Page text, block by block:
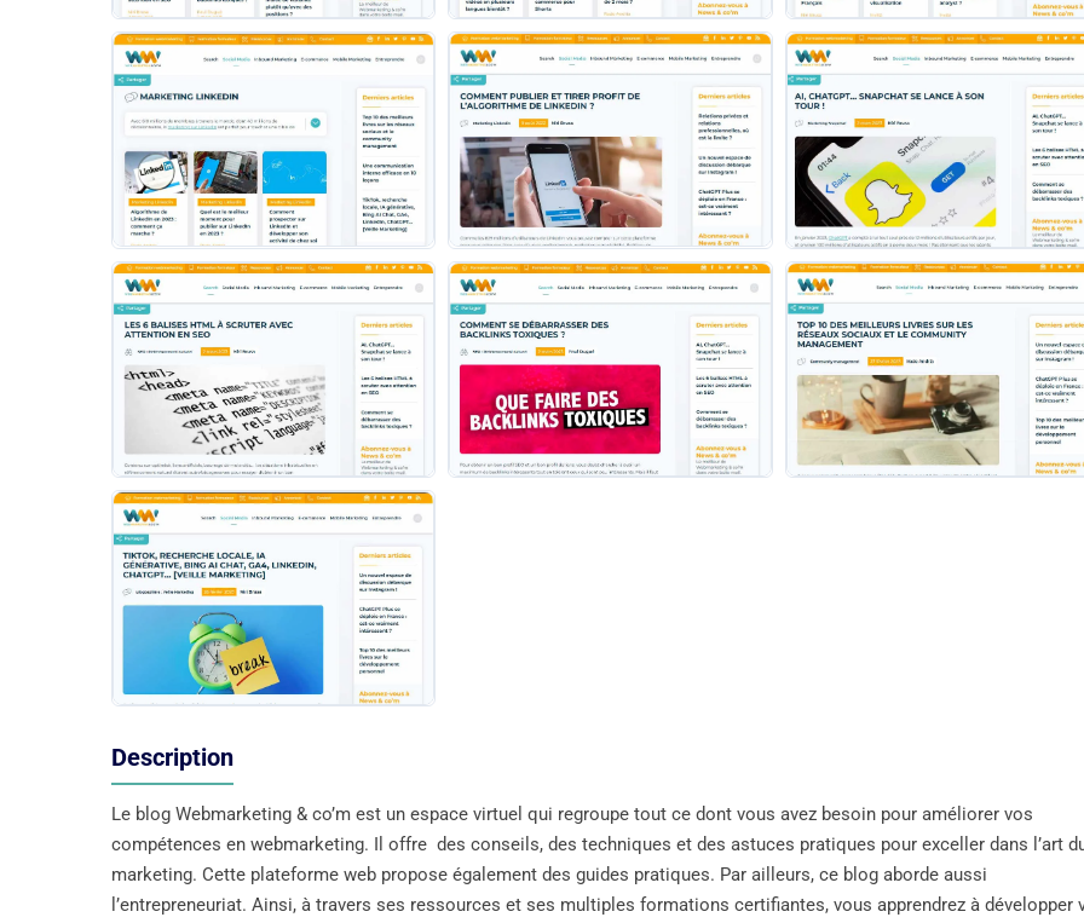
Description
Le blog Webmarketing & co’m est un espace virtuel qui regroupe tout ce dont vous avez besoin pour améliorer vos
compétences en webmarketing. Il offre des conseils, des techniques et des astuces pratiques pour exceller dans l’art
marketing. Cette plateforme web propose également des guides pratiques. Par ailleurs, ce blog aborde aussi
l’entrepreneuriat. Ainsi, à travers ses ressources et ses multiples formations certifiantes, vous apprendrez à développer